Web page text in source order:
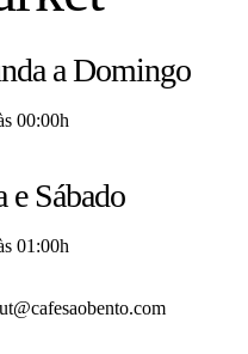
a Domingo
00:00h
e Sábado
01:00h